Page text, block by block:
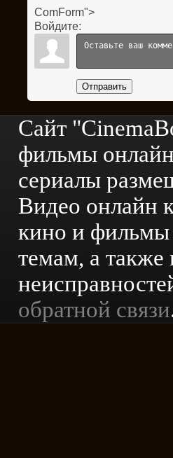
ComForm">
Войдите:
Отправить
Сайт
фильмы
сериалы
Видео онлайн
кино и
темам, а
обратной связи